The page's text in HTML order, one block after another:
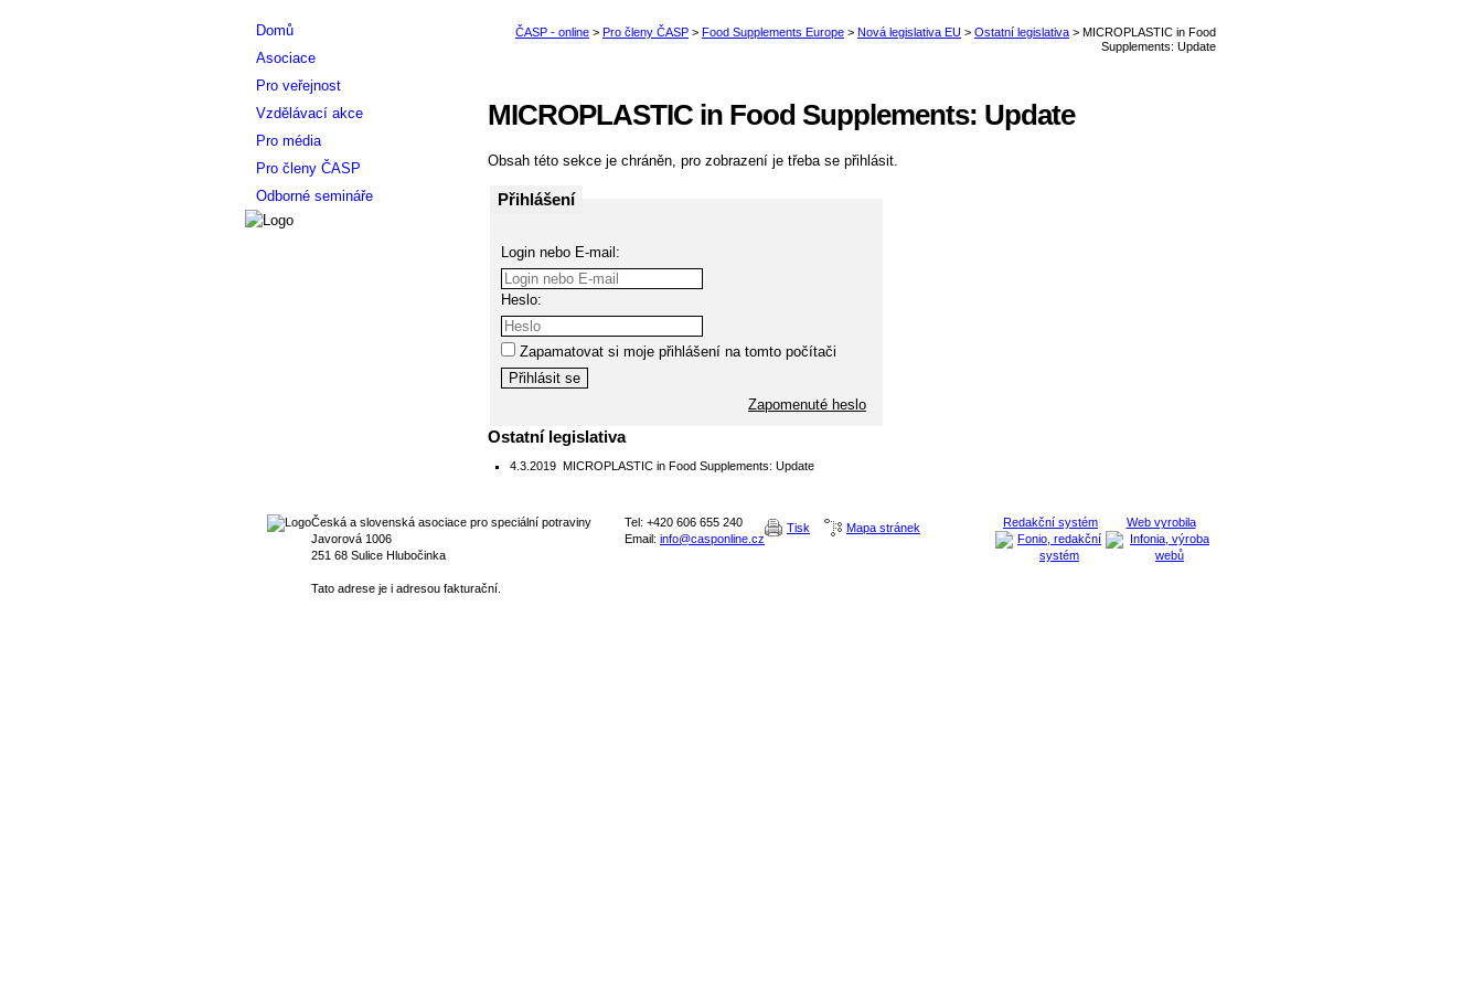
MICROPLASTIC in Food Supplements: Update
Obsah této sekce je chráněn, pro zobrazení je třeba se přihlásit.
Přihlášení
Login nebo E-mail:
Heslo:
Zapamatovat si moje přihlášení na tomto počítači
Zapomenuté heslo
Ostatní legislativa
4.3.2019 MICROPLASTIC in Food Supplements: Update
Domů
Asociace
Pro veřejnost
Vzdělávací akce
Pro média
Pro členy ČASP
Odborné semináře
Redakční systém Web vyrobila
Česká a slovenská asociace pro speciální potraviny
Javorová 1006
251 68 Sulice Hlubočinka
Tato adrese je i adresou fakturační.
Tel: +420 606 655 240
Email: info@casponline.cz
Tisk Mapa stránek